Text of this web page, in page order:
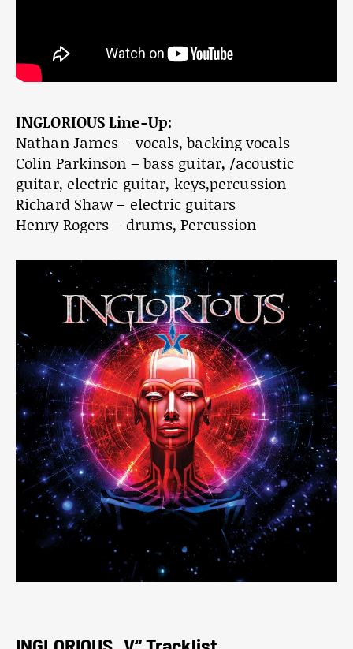
INGLORIOUS Line-Up:
Nathan James – vocals, backing vocals
Colin Parkinson – bass guitar, /acoustic
guitar, electric guitar, keys,percussion
Richard Shaw – electric guitars
Henry Rogers – drums, Percussion